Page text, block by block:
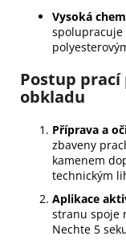
Vysoká
spolupracuje
Postup
obkladu
Příprava a
zbaveny
kamenem
technickým
Aplikace
stranu spoje
Nechte 5